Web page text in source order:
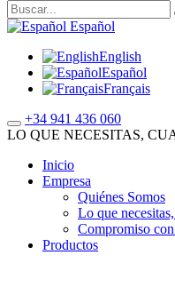
Español
English
Español
Français
+34 941 436 060
LO QUE NECESITAS,
Inicio
Empresa
Quiénes Somos
Lo que
Compromiso
Productos